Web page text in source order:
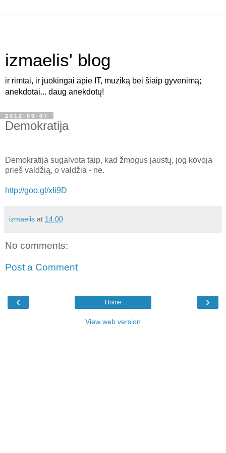
izmaelis' blog
ir rimtai, ir juokingai apie IT, muziką bei šiaip gyvenimą;
anekdotai... daug anekdotų!
2012-09-07
Demokratija
Demokratija sugalvota taip, kad žmogus jaustų, jog kovoja
prieš valdžią, o valdžia - ne.
http://goo.gl/xIi9D
izmaelis at 14:00
No comments:
Post a Comment
‹ ›
Home
View web version